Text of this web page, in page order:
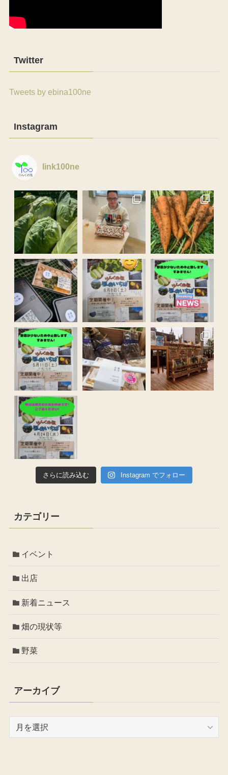
Twitter
Tweets by ebina100ne
Instagram
link100ne
さらに読み込む Instagram でフォロー
カテゴリー
イベント
出店
新着ニュース
畑の現状等
野菜
アーカイブ